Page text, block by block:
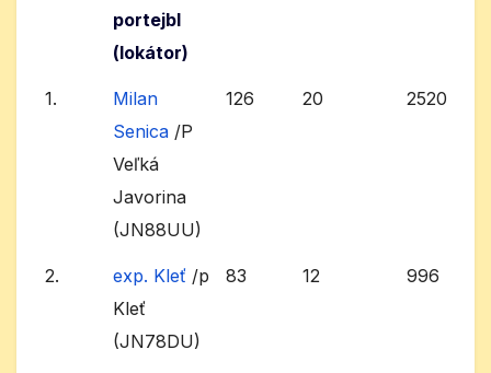
portejbl
(lokátor)
1.
Milan
Senica /P
Veľká
Javorina
(JN88UU)
126 20 2520
2. exp. Kleť /p
Kleť
(JN78DU)
83 12 996